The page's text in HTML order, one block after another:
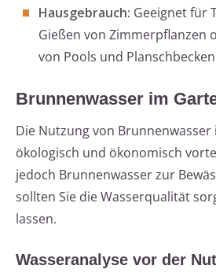
Hausgebrauch: Geeignet für
Gießen von Zimmerpflanzen
von Pools und
Brunnenwasser im
Die Nutzung von
ökologisch und ökonomisch
jedoch Brunnenwasser zur
sollten Sie die Wasserqualität
lassen.
Wasseranalyse vor der